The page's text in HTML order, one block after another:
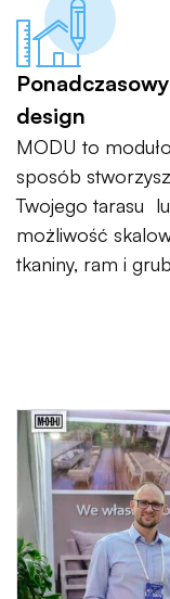
Ponadczasowy
design
MODU to
sposób
Twojego tarasu
możliwość
tkaniny, ram i